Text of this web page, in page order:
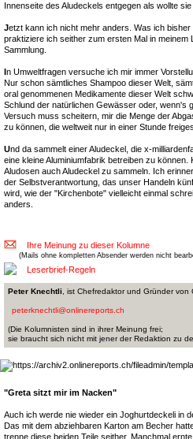
Innenseite des Aludeckels entgegen als wollte
Jetzt kann ich nicht mehr anders. Was ich bisher
praktiziere ich seither zum ersten Mal in meinem
Sammlung.
In Umweltfragen versuche ich mir immer
Nur schon sämtliches Shampoo dieser Welt,
oral genommenen Medikamente dieser Welt
Schlund der natürlichen Gewässer oder, wenn's
Versuch muss scheitern, mir die Menge der
zu können, die weltweit nur in einer Stunde
Und da sammelt einer Aludeckel, die x-
eine kleine Aluminiumfabrik betreiben zu
Aludosen auch Aludeckel zu sammeln. Ich
der Selbstverantwortung, das unser Handeln
wird, wie der "Kirchenbote" vielleicht einmal
anders.
Ihre Meinung zu dieser Kolumne
(Mails ohne kompletten Absender werden nicht
Leserbrief-Regeln
Peter Knechtli , ist Chefredaktor und Gründer von
peterknechtli@onlinereports.ch
(Die Kolumnisten sind in ihrer Meinung frei;
sie braucht sich nicht mit jener der Redaktion zu
"Greta sitzt mir im Nacken"
Auch ich werde nie wieder ein Joghurtdeckeli in
Das mit dem abziehbaren Karton am Becher
trenne diese beiden Teile seither. Manchmal